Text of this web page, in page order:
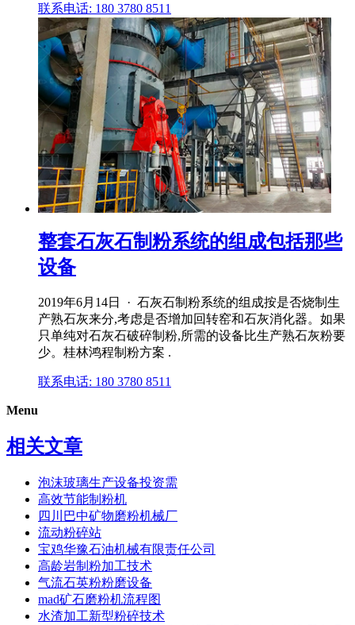
联系电话: 180 3780 8511
整套石灰石制粉系统的组成包括那些
设备
2019年6月14日 · 石灰石制粉系统的组成按是否烧制生
产熟石灰来分,考虑是否增加回转窑和石灰消化器。如果
只单纯对石灰石破碎制粉,所需的设备比生产熟石灰粉要
少。桂林鸿程制粉方案 .
联系电话: 180 3780 8511
Menu
相关文章
泡沫玻璃生产设备投资需
高效节能制粉机
四川巴中矿物磨粉机械厂
流动粉碎站
宝鸡华豫石油机械有限责任公司
高龄岩制粉加工技术
气流石英粉粉磨设备
mad矿石磨粉机流程图
水渣加工新型粉碎技术